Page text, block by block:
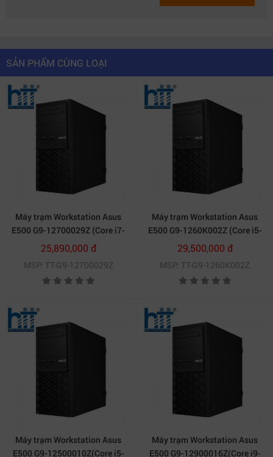
Thiết kế tối ưu không gian với khả năng tản nhiệt vượt
Với bo mạch chủ chipset Intel W680 – chuẩn dành cho
workstation chuyên nghiệp – Asus E500 đảm bảo khả
năng hoạt động ổn định, tương thích tốt với các linh
kiện hiệu năng cao và hỗ trợ nhiều cổng kết nối mở
Máy trạm Asus E500 G912900016Z – Xử lý đồ họa và
3. Hiệu suất mạng ổn định với 2 cổng
SẢN PHẨM CÙNG LOẠI
Máy trạm Workstation Asus
E500 G9-12700029Z (Core i7-
12700/16GB D5 Ram/ 512GB-
PCIE SSD/ 2*Intel LAN/ W680/
550W/ KeyBoard/ Mouse/
nOS/ Đen)
25,890,000 đ
MSP: TT-G9-12700029Z
Máy trạm Workstation Asus
E500 G9-1260K002Z (Core i5-
12600K/ 8 GB/ 1TB HDD/ VGA
onboard/ NoOS)
29,500,000 đ
MSP: TT-G9-1260K002Z
Máy trạm Workstation Asus
E500 G9-12500010Z(Core i5-
Máy trạm Workstation Asus
E500 G9-12900016Z(Core i9-